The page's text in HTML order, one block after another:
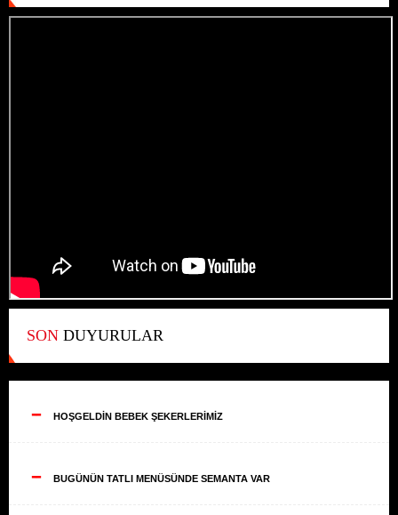
SON DUYURULAR
-- HOŞGELDİN BEBEK ŞEKERLERİMİZ
-- BUGÜNÜN TATLI MENÜSÜNDE SEMANTA VAR